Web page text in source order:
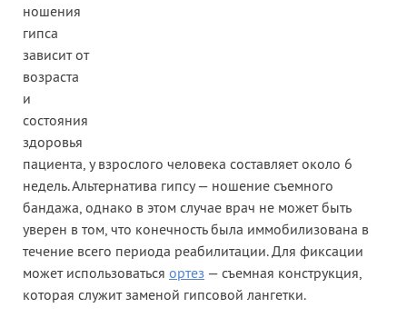
ношения
гипса
зависит от
возраста
и
состояния
здоровья
пациента, у взрослого человека составляет около 6
недель. Альтернатива гипсу — ношение съемного
бандажа, однако в этом случае врач не может быть
уверен в том, что конечность была иммобилизована в
течение всего периода реабилитации. Для фиксации
может использоваться ортез — съемная конструкция,
которая служит заменой гипсовой лангетки.